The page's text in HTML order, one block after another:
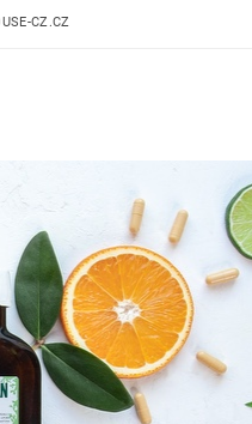
CZ.CZ